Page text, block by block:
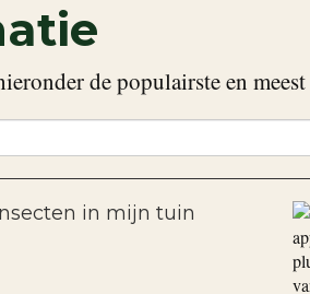
de populairste en
in mijn tuin